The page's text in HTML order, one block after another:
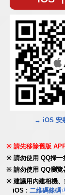
→ iOS 安
請先移除舊版
請勿使用 QQ掃
請勿使用 QQ瀏
建議用內建相機
iOS :二維碼條碼